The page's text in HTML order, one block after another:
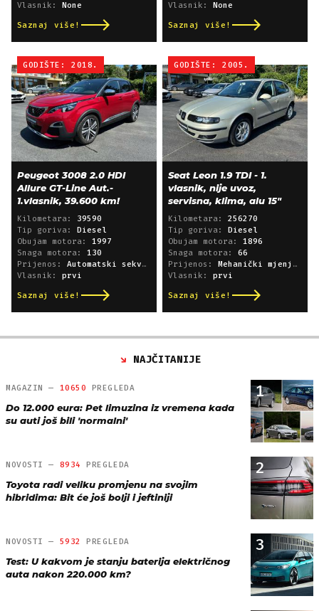
Vlasnik:
None
Saznaj više!
Vlasnik:
None
Saznaj više!
GODIŠTE: 2018.
Peugeot 3008 2.0 HDI
Allure GT-Line Aut.-
1.vlasnik, 39.600 km!
Kilometara: 39590
Tip goriva:
Diesel
Obujam motora: 1997
Snaga motora: 130
Prijenos: Automatski sekvencijski
Vlasnik: prvi
Saznaj više!
GODIŠTE: 2005.
Seat Leon 1.9 TDI - 1.
vlasnik, nije uvoz,
servisna, klima, alu 15"
Kilometara: 256270
Tip goriva:
Diesel
Obujam motora: 1896
Snaga motora: 66
Prijenos:
Mehanički mjenjač
Vlasnik: prvi
Saznaj više!
NAJČITANIJE
1
MAGAZIN — 10650 PREGLEDA
Do 12.000 eura: Pet limuzina iz vremena kada
su auti još bili 'normalni'
2
NOVOSTI — 8934 PREGLEDA
Toyota radi veliku promjenu na svojim
hibridima: Bit će još bolji i jeftiniji
3
NOVOSTI — 5932 PREGLEDA
Test: U kakvom je stanju baterija električnog
auta nakon 220.000 km?